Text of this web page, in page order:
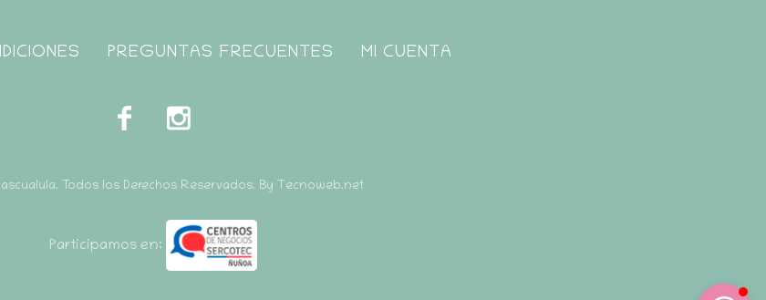
PREGUNTAS FRECUENTES MI CUENTA
Todos los Derechos Reservados. By Tecnoweb.net
Participamos en: